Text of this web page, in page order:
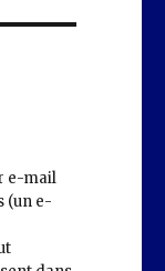
e-mail
(un e-